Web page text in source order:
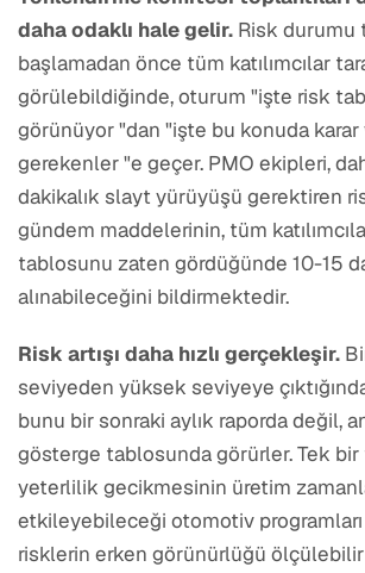
daha odaklı hale gelir. Risk durumu
başlamadan önce tüm katılımcılar
görülebildiğinde, oturum "işte risk
görünüyor "dan "işte bu konuda
gerekenler "e geçer. PMO ekipleri,
dakikalık slayt yürüyüşü gerektiren
gündem maddelerinin, tüm
tablosunu zaten gördüğünde 10-15
alınabileceğini bildirmektedir.
Risk artışı daha hızlı gerçekleşir.
seviyeden yüksek seviyeye
bunu bir sonraki aylık raporda değil,
gösterge tablosunda görürler. Tek
yeterlilik gecikmesinin üretim
etkileyebileceği otomotiv
risklerin erken görünürlüğü ölçülebilir